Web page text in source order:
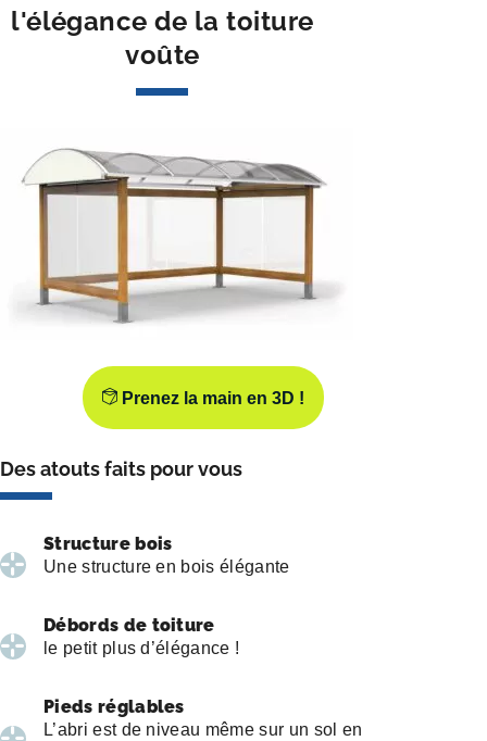
l'élégance de la toiture
voûte
Prenez la main en 3D !
Des atouts faits pour vous
Structure bois
Une structure en bois élégante
Débords de toiture
le petit plus d’élégance !
Pieds réglables
L’abri est de niveau même sur un sol en